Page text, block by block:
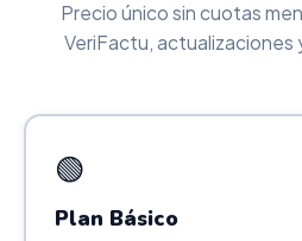
Precio único sin cuotas
VeriFactu, actualizaciones
🟢
Plan Básico